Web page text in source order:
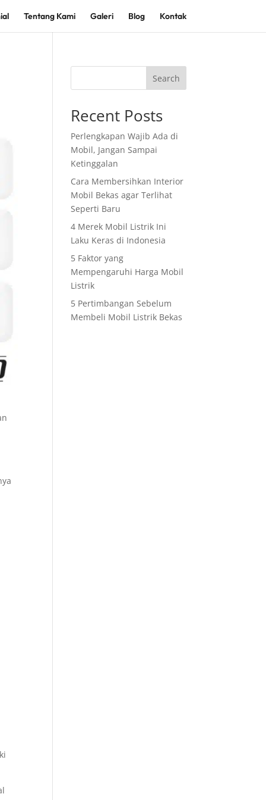
Tentang Kami Galeri Blog Kontak
Search
Recent Posts
Perlengkapan Wajib Ada di
Mobil, Jangan Sampai
Ketinggalan
Cara Membersihkan Interior
Mobil Bekas agar Terlihat
Seperti Baru
4 Merek Mobil Listrik Ini
Laku Keras di Indonesia
5 Faktor yang
Mempengaruhi Harga Mobil
Listrik
5 Pertimbangan Sebelum
Membeli Mobil Listrik Bekas